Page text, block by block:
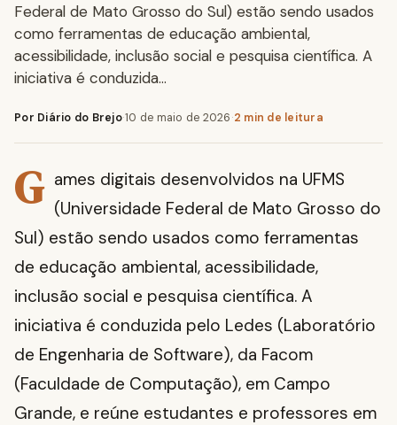
Federal de Mato Grosso do Sul) estão sendo usados
como ferramentas de educação ambiental,
acessibilidade, inclusão social e pesquisa científica. A
iniciativa é conduzida…
Por Diário do Brejo·10 de maio de 2026·2 min de leitura
G ames digitais desenvolvidos na UFMS
(Universidade Federal de Mato Grosso do
Sul) estão sendo usados como ferramentas
de educação ambiental, acessibilidade,
inclusão social e pesquisa científica. A
iniciativa é conduzida pelo Ledes (Laboratório
de Engenharia de Software), da Facom
(Faculdade de Computação), em Campo
Grande, e reúne estudantes e professores em